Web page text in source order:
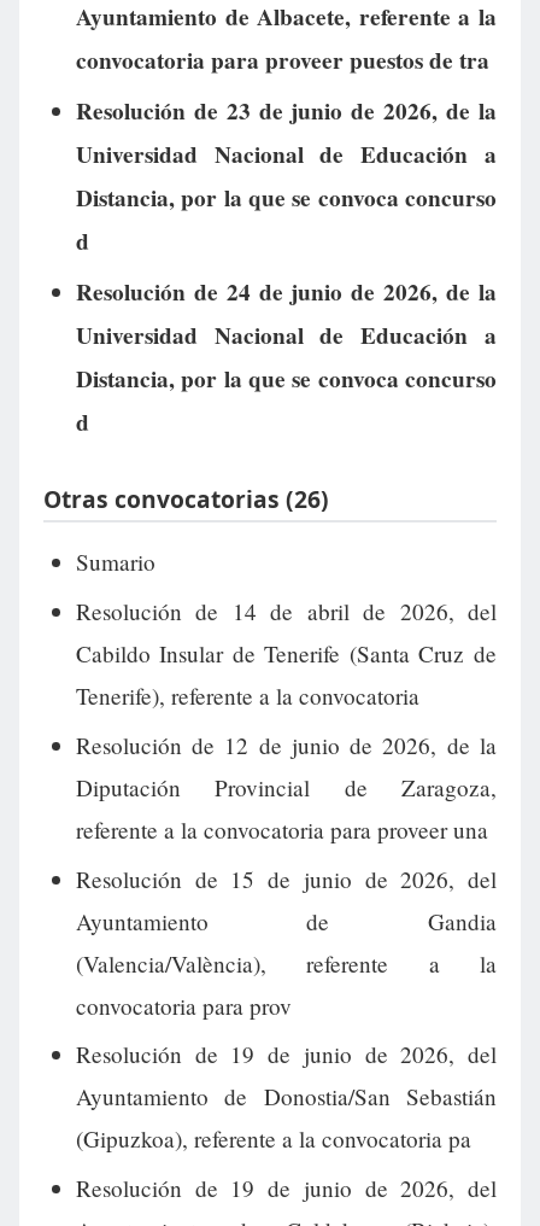
Ayuntamiento de Albacete, referente a la
convocatoria para proveer puestos de tra
Resolución de 23 de junio de 2026, de la
Universidad Nacional de Educación a
Distancia, por la que se convoca concurso
d
Resolución de 24 de junio de 2026, de la
Universidad Nacional de Educación a
Distancia, por la que se convoca concurso
d
Otras convocatorias (26)
Sumario
Resolución de 14 de abril de 2026, del
Cabildo Insular de Tenerife (Santa Cruz de
Tenerife), referente a la convocatoria
Resolución de 12 de junio de 2026, de la
Diputación Provincial de Zaragoza,
referente a la convocatoria para proveer una
Resolución de 15 de junio de 2026, del
Ayuntamiento de Gandia
(Valencia/València), referente a la
convocatoria para prov
Resolución de 19 de junio de 2026, del
Ayuntamiento de Donostia/San Sebastián
(Gipuzkoa), referente a la convocatoria pa
Resolución de 19 de junio de 2026, del